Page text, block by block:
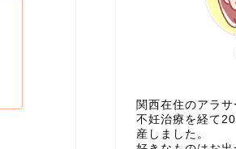
関西在住のアラ
不妊治療を経て
産しました。